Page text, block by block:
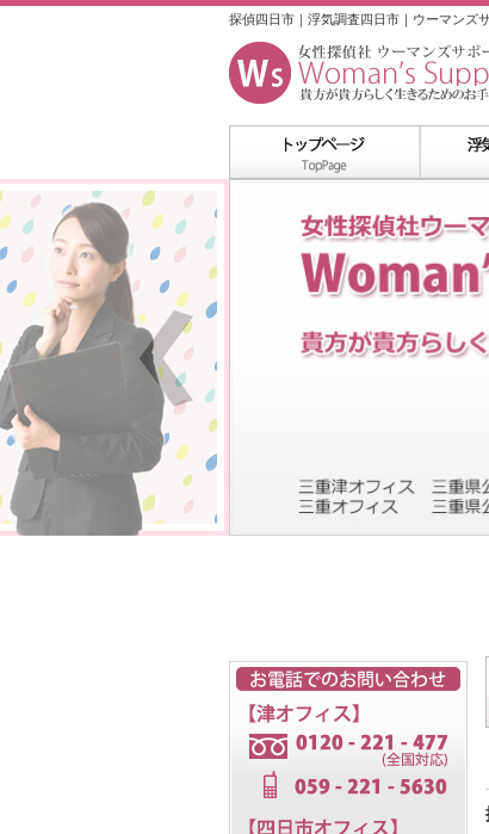
探偵四日市｜浮気調査四日市｜ウーマンズ